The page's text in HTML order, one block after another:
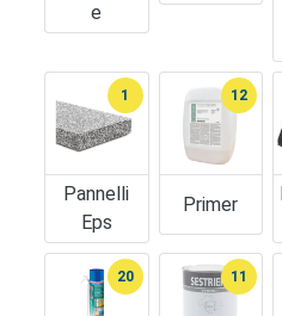
E
Pannelli
Eps
1
Primer
12
20 11